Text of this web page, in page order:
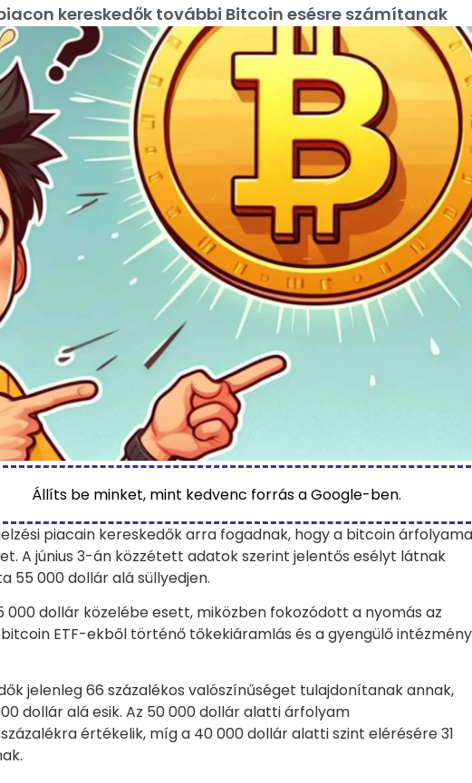
kereskedők további Bitcoin esésre számítanak
Állíts be minket, mint kedvenc forrás a Google-ben.
piacain kereskedők arra fogadnak, hogy a bitcoin árfolyama
A június 3-án közzétett adatok szerint jelentős esélyt látnak
55 000 dollár alá süllyedjen.
dollár közelébe esett, miközben fokozódott a nyomás az
ETF-ekből történő tőkekiáramlás és a gyengülő
jelenleg 66 százalékos valószínűséget tulajdonítanak annak,
dollár alá esik. Az 50 000 dollár alatti árfolyam
értékelik, míg a 40 000 dollár alatti szint elérésére 31